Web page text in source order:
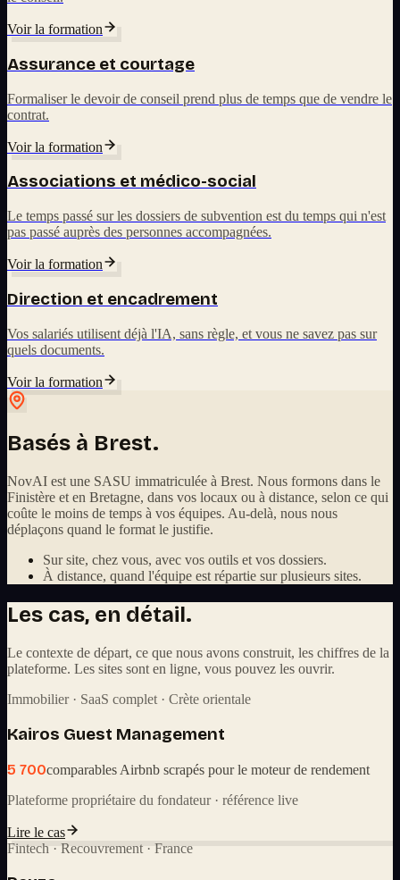
Voir la formation
Assurance et courtage
Formaliser le devoir de conseil prend plus de temps que de vendre le
contrat.
Voir la formation
Associations et médico-social
Le temps passé sur les dossiers de subvention est du temps qui n'est
pas passé auprès des personnes accompagnées.
Voir la formation
Direction et encadrement
Vos salariés utilisent déjà l'IA, sans règle, et vous ne savez pas sur
quels documents.
Voir la formation
Basés à Brest.
NovAI est une SASU immatriculée à Brest. Nous formons dans le
Finistère et en Bretagne, dans vos locaux ou à distance, selon ce qui
coûte le moins de temps à vos équipes. Au-delà, nous nous
déplaçons quand le format le justifie.
Sur site, chez vous, avec vos outils et vos dossiers.
À distance, quand l'équipe est répartie sur plusieurs sites.
Les cas, en détail.
Le contexte de départ, ce que nous avons construit, les chiffres de la
plateforme. Les sites sont en ligne, vous pouvez les ouvrir.
Immobilier · SaaS complet · Crète orientale
Kairos Guest Management
5 700comparables Airbnb scrapés pour le moteur de rendement
Plateforme propriétaire du fondateur · référence live
Lire le cas
Fintech · Recouvrement · France